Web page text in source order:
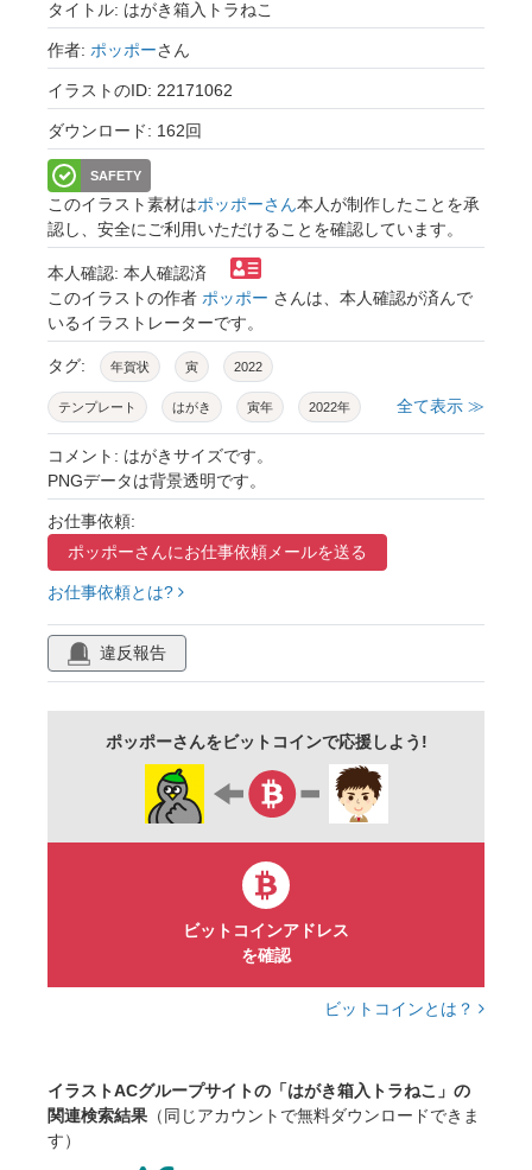
タイトル: はがき箱入トラねこ
作者: ポッポーさん
イラストのID: 22171062
ダウンロード: 162回
SAFETY
このイラスト素材はポッポーさん本人が制作したことを承
認し、安全にご利用いただけることを確認しています。
本人確認: 本人確認済
このイラストの作者 ポッポー さんは、本人確認が済んで
いるイラストレーターです。
タグ: 年賀状 寅 2022
テンプレート はがき 寅年 2022年
シンプル ダンボール 箱
トラねこ 猫 面白い
年賀状テンプレート
令和4年 年賀はがき はがきサイズ 横
干支 タイガー
全て表示 ≫
コメント: はがきサイズです。
PNGデータは背景透明です。
お仕事依頼:
ポッポーさんにお仕事依頼メールを送る
お仕事依頼とは?
違反報告
ポッポーさんをビットコインで応援しよう!
ビットコインアドレス
を確認
ビットコインとは？
イラストACグループサイトの「はがき箱入トラねこ」の
関連検索結果 （同じアカウントで無料ダウンロードできま
す）